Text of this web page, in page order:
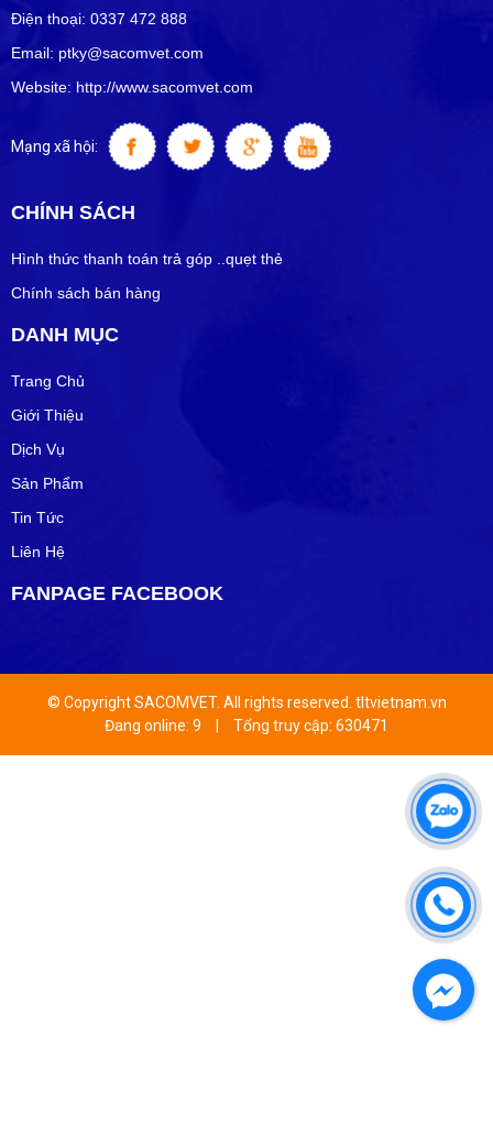
Điện thoại: 0337 472 888
Email: ptky@sacomvet.com
Website: http://www.sacomvet.com
Mạng xã hội:
CHÍNH SÁCH
Hình thức thanh toán trả góp ..quẹt thẻ
Chính sách bán hàng
DANH MỤC
Trang Chủ
Giới Thiệu
Dịch Vụ
Sản Phẩm
Tin Tức
Liên Hệ
FANPAGE FACEBOOK
© Copyright SACOMVET. All rights reserved. tltvietnam.vn
Đang online: 9
Tổng truy cập: 630471